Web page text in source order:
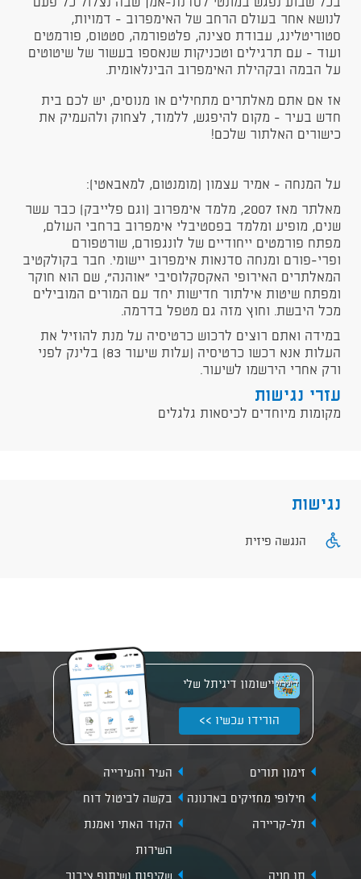
בכל שבוע נפגש במונטי לסדנת-אמן שבה נצלול כל פעם
לנושא אחר בעולם הרחב של האימפרוב - דמויות,
סטוריטלינג, עבודת סצינה, פלטפורמה, סטטוס, פורמטים
ועוד - עם תרגילים וטכניקות שנאספו בעשור של שיטוטים
על הבמה ובקהילת האימפרוב הבינלאומית.
אז אם אתם מאלתרים מתחילים או מנוסים, יש לכם בית
חדש בעיר - מקום להיפגש, ללמוד, לצחוק ולהעמיק את
כישורים האלתור שלכם!
על המנחה - אמיר עצמון (מומנטום, למאבאטי):
מאלתר מאז 2007, מלמד אימפרוב (וגם פלייבק) כבר עשר
שנים, מופיע ומלמד בפסטיבלי אימפרוב ברחבי העולם,
מפתח פורמטים ייחודיים של לונגפורם, שורטפורם
ופרי-פורם ומנחה סדנאות אימפרוב יישומי. חבר בקולקטיב
המאלתרים האירופי האקסקלוסיבי "אוהנה", שם הוא חוקר
ומפתח שיטות אילתור חדישות יחד עם המורים המובילים
מכל היבשת. וחוץ מזה גם מטפל בדרמה.
במידה ואתם רוצים לרכוש כרטיסיה על מנת להוזיל את
העלות אנא רכשו כרטיסיה (עלות שיעור 83) בלינק לפני
ורק אחרי הירשמו לשיעור.
עזרי נגישות
מקומות מיוחדים לכיסאות גלגלים
נגישות
הנגשה פיזית
יישומון דיגיתל שלי
הורידו עכשיו >>
זימון תורים
העיר והעירייה
חילופי מחזיקים בארנונה
בקשה לביטול דוח
תל-קריירה
הקוד האתי ואמנת
השירות